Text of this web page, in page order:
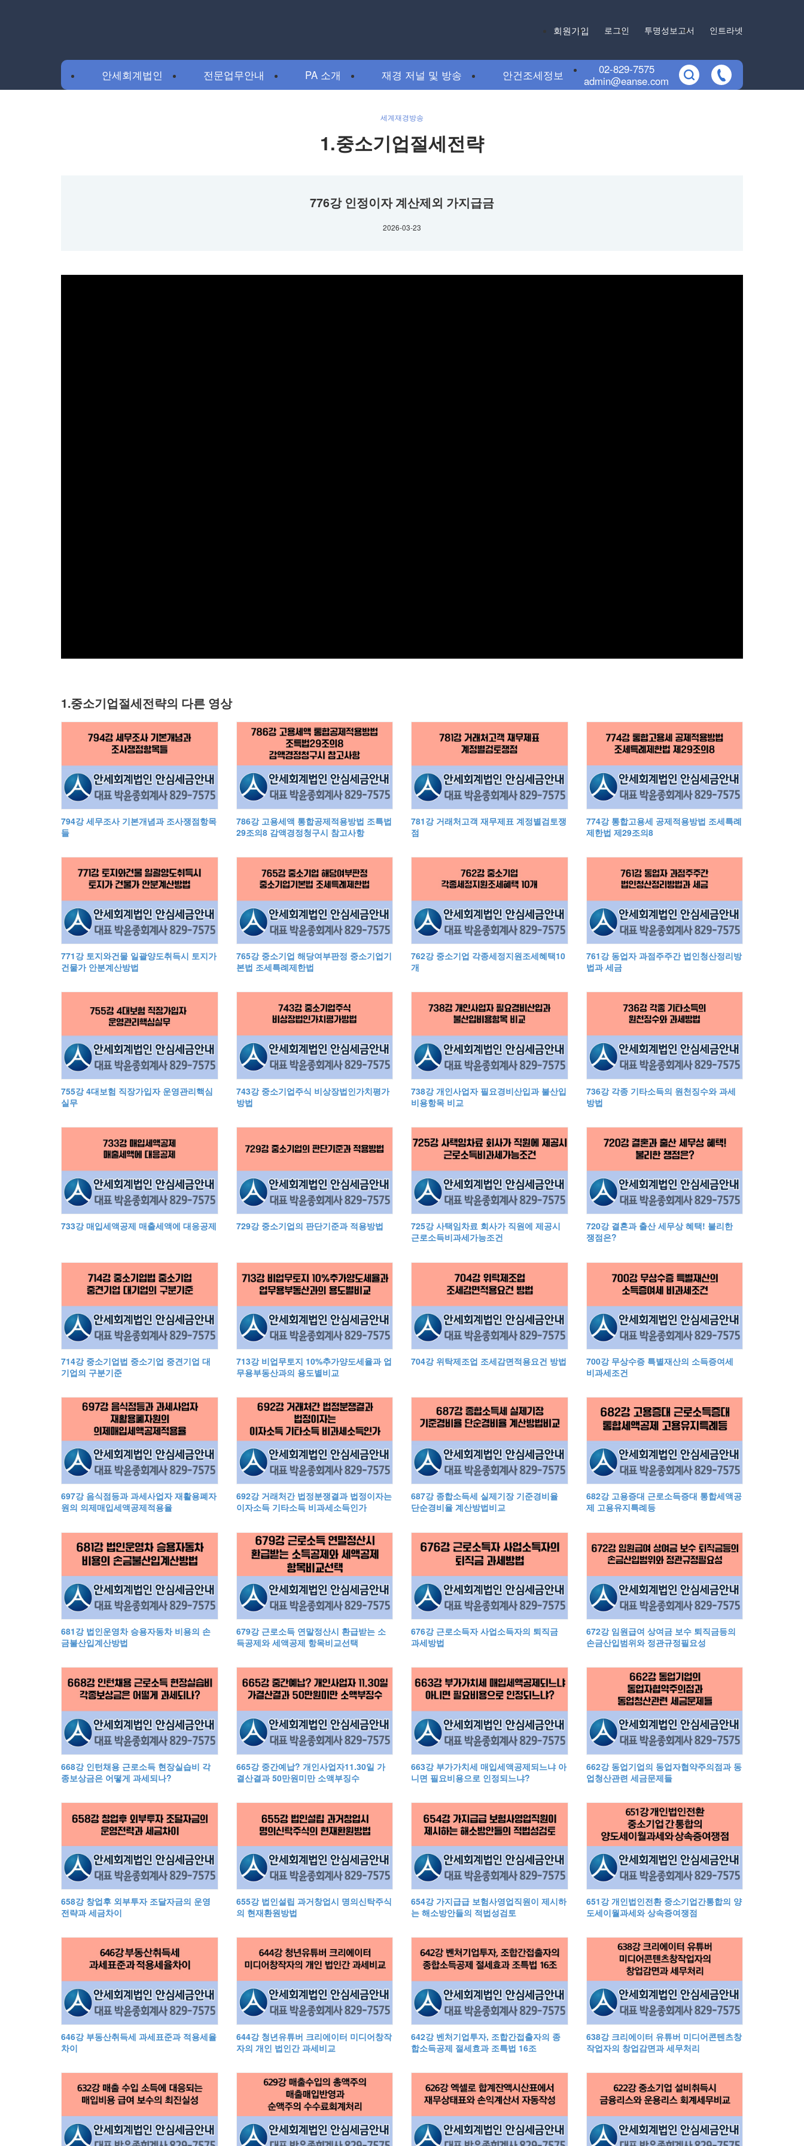
회원가입 로그인 투명성보고서 인트라넷
안세회계법인 전문업무안내 PA 소개 재경 저널 및 방송 안건조세정보
02-829-7575
admin@eanse.com
세계재경방송
1.중소기업절세전략
776강 인정이자 계산제외 가지급금
2026-03-23
1.중소기업절세전략의 다른 영상
794강 세무조사 기본개념과 조사쟁점항목
들
786강 고용세액 통합공제적용방법 조특법
29조의8 감액경정청구시 참고사항
781강 거래처고객 재무제표 계정별검토쟁
점
774강 통합고용세 공제적용방법 조세특례
제한법 제29조의8
771강 토지와건물 일괄양도취득시 토지가
건물가 안분계산방법
765강 중소기업 해당여부판정 중소기업기
본법 조세특례제한법
762강 중소기업 각종세정지원조세혜택10
개
761강 동업자 과점주주간 법인청산정리방
법과 세금
755강 4대보험 직장가입자 운영관리핵심
실무
743강 중소기업주식 비상장법인가치평가
방법
738강 개인사업자 필요경비산입과 불산입
비용항목 비교
736강 각종 기타소득의 원천징수와 과세
방법
733강 매입세액공제 매출세액에 대응공제 729강 중소기업의 판단기준과 적용방법
725강 사택임차료 회사가 직원에 제공시
근로소득비과세가능조건
720강 결혼과 출산 세무상 혜택! 불리한
쟁점은?
714강 중소기업법 중소기업 중견기업 대
기업의 구분기준
713강 비업무토지 10%추가양도세율과 업
무용부동산과의 용도별비교
704강 위탁제조업 조세감면적용요건 방법
700강 무상수증 특별재산의 소득증여세
비과세조건
697강 음식점등과 과세사업자 재활용폐자
원의 의제매입세액공제적용율
692강 거래처간 법정분쟁결과 법정이자는
이자소득 기타소득 비과세소득인가
687강 종합소득세 실제기장 기준경비율
단순경비율 계산방법비교
682강 고용증대 근로소득증대 통합세액공
제 고용유지특례등
681강 법인운영차 승용자동차 비용의 손
금불산입계산방법
679강 근로소득 연말정산시 환급받는 소
득공제와 세액공제 항목비교선택
676강 근로소득자 사업소득자의 퇴직금
과세방법
672강 임원급여 상여금 보수 퇴직금등의
손금산입범위와 정관규정필요성
668강 인턴채용 근로소득 현장실습비 각
종보상금은 어떻게 과세되나?
665강 중간예납? 개인사업자11.30일 가
결산결과 50만원미만 소액부징수
663강 부가가치세 매입세액공제되느냐 아
니면 필요비용으로 인정되느냐?
662강 동업기업의 동업자협약주의점과 동
업청산관련 세금문제들
658강 창업후 외부투자 조달자금의 운영
전략과 세금차이
655강 법인설립 과거창업시 명의신탁주식
의 현재환원방법
654강 가지급급 보험사영업직원이 제시하
는 해소방안들의 적법성검토
651강 개인법인전환 중소기업간통합의 양
도세이월과세와 상속증여쟁점
646강 부동산취득세 과세표준과 적용세율
차이
644강 청년유튜버 크리에이터 미디어창작
자의 개인 법인간 과세비교
642강 벤처기업투자, 조합간접출자의 종
합소득공제 절세효과 조특법 16조
638강 크리에이터 유튜버 미디어콘텐츠창
작업자의 창업감면과 세무처리